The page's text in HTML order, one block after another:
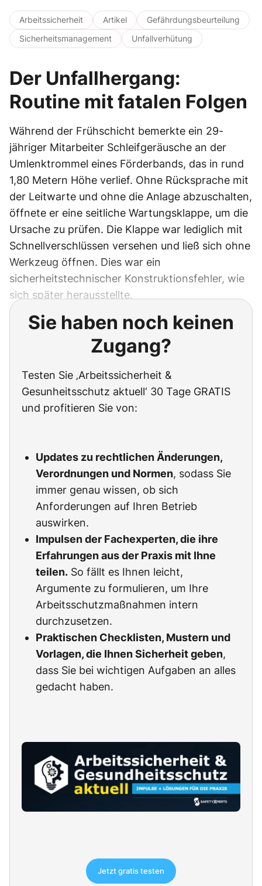
Arbeitssicherheit Artikel
Gefährdungsbeurteilung
Sicherheitsmanagement
Unfallverhütung
Der Unfallhergang:
Routine mit fatalen Folgen
Während der Frühschicht bemerkte ein 29-
jähriger Mitarbeiter Schleifgeräusche an der
Umlenktrommel eines Förderbands, das in rund
1,80 Metern Höhe verlief. Ohne Rücksprache mit
der Leitwarte und ohne die Anlage abzuschalten,
öffnete er eine seitliche Wartungsklappe, um die
Ursache zu prüfen. Die Klappe war lediglich mit
Schnellverschlüssen versehen und ließ sich ohne
Werkzeug öffnen. Dies war ein
sicherheitstechnischer Konstruktionsfehler, wie
sich später herausstellte.
Sie haben noch keinen
Zugang?
Testen Sie ‚Arbeitssicherheit &
Gesunheitsschutz aktuell‘ 30 Tage GRATIS
und profitieren Sie von:
Updates zu rechtlichen Änderungen,
Verordnungen und Normen, sodass Sie
immer genau wissen, ob sich
Anforderungen auf Ihren Betrieb
auswirken.
Impulsen der Fachexperten, die ihre
Erfahrungen aus der Praxis mit Ihne
teilen. So fällt es Ihnen leicht,
Argumente zu formulieren, um Ihre
Arbeitsschutzmaßnahmen intern
durchzusetzen.
Praktischen Checklisten, Mustern und
Vorlagen, die Ihnen Sicherheit geben,
dass Sie bei wichtigen Aufgaben an alles
gedacht haben.
Jetzt gratis testen